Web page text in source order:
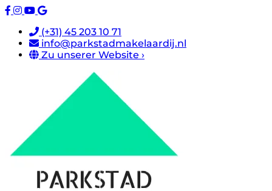
(+31) 45 203 10 71
info@parkstadmakelaardij.nl
Zu unserer Website ›